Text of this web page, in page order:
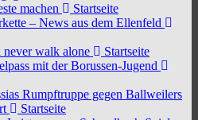
machen
Startseite
– News aus dem Ellenfeld
never walk alone
Startseite
mit der Borussen-Jugend
Rumpftruppe gegen Ballweilers
Startseite